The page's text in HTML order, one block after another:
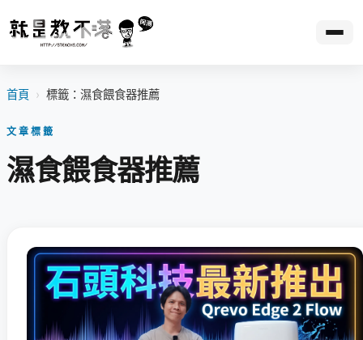
首頁 › 標籤：濕食餵食器推薦
文章標籤
濕食餵食器推薦